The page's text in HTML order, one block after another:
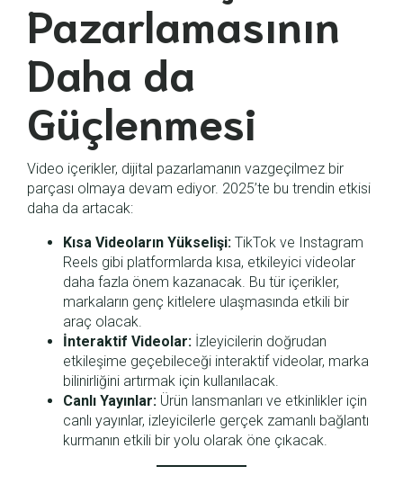
Pazarlamasının
Daha da
Güçlenmesi
Video içerikler, dijital pazarlamanın vazgeçilmez bir
parçası olmaya devam ediyor. 2025’te bu trendin etkisi
daha da artacak:
Kısa Videoların Yükselişi: TikTok ve Instagram
Reels gibi platformlarda kısa, etkileyici videolar
daha fazla önem kazanacak. Bu tür içerikler,
markaların genç kitlelere ulaşmasında etkili bir
araç olacak.
İnteraktif Videolar: İzleyicilerin doğrudan
etkileşime geçebileceği interaktif videolar, marka
bilinirliğini artırmak için kullanılacak.
Canlı Yayınlar: Ürün lansmanları ve etkinlikler için
canlı yayınlar, izleyicilerle gerçek zamanlı bağlantı
kurmanın etkili bir yolu olarak öne çıkacak.